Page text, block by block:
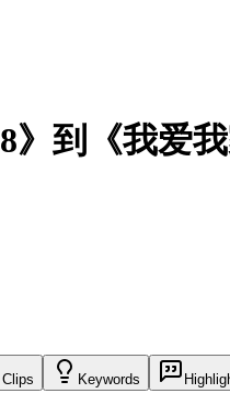
》到《我爱
Clips Keywords